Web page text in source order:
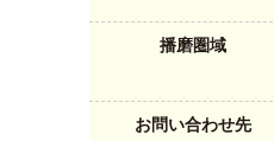
播磨圏域
お問い合わせ先